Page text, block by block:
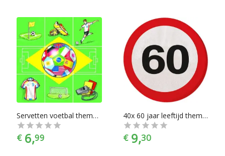
Servetten voetbal thema 20 stuks
€ 6,99
40x 60 jaar leeftijd themafeest servetten verkeersbord 33 cm rond - Zestigste/60e verjaardag papieren wegwerp tafeldecoraties
€ 9,30